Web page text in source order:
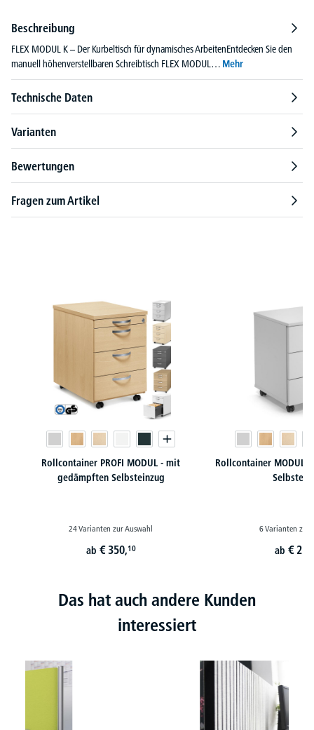
Beschreibung
FLEX MODUL K – Der Kurbeltisch für dynamisches ArbeitenEntdecken Sie den
manuell höhenverstellbaren Schreibtisch FLEX MODUL… Mehr
Technische Daten
Varianten
Bewertungen
Fragen zum Artikel
Rollcontainer PROFI MODUL - mit
gedämpften Selbsteinzug
24 Varianten zur Auswahl
ab € 350,10
Rollcontainer MODUL
6 Varianten zur
ab €
Das hat auch andere Kunden
interessiert